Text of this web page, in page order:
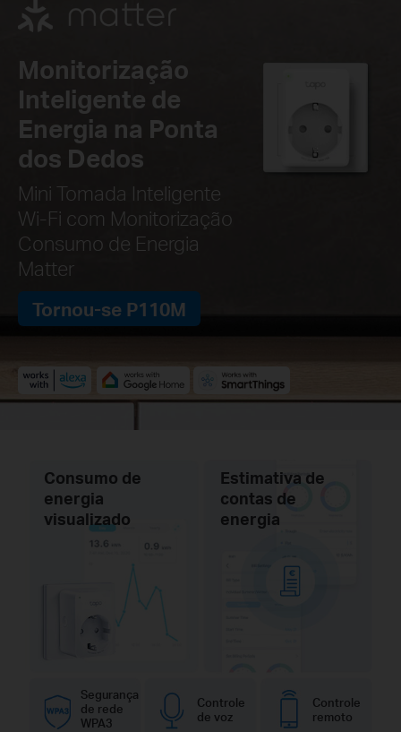
Monitorização
Inteligente de
Energia na Ponta
dos Dedos
Mini Tomada Inteligente
Wi-Fi com Monitorização
Consumo de Energia
Matter
Tornou-se P110M
Consumo de
energia
visualizado
Estimativa de
contas de
energia
Segurança
de rede
WPA3
Controle
de voz
Controle
remoto